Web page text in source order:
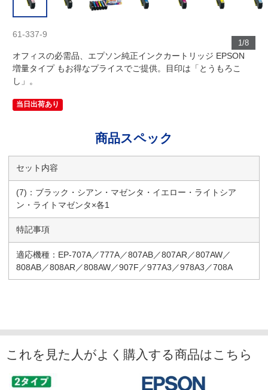
1/8
61-337-9
オフィスの必需品、エプソン純正インクカートリッジ EPSON
増量タイプ もお得なプライスでご提供。目印は「とうもろこ
し」。
当日出荷あり
商品スペック
セット内容
(7)：ブラック・シアン・マゼンタ・イエロー・ライトシア
ン・ライトマゼンタ×各1
特記事項
適応機種：EP-707A／777A／807AB／807AR／807AW／
808AB／808AR／808AW／907F／977A3／978A3／708A
これを見た人がよく購入する商品はこちら